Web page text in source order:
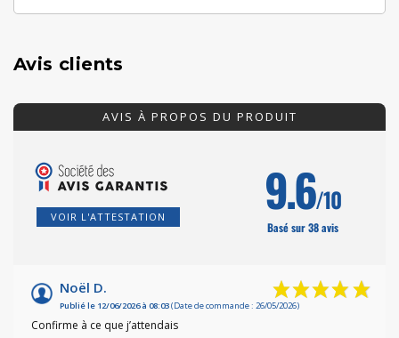
Avis clients
AVIS À PROPOS DU PRODUIT
VOIR L'ATTESTATION 9.6/10
Basé sur 38 avis
Noël D.
Publié le 12/06/2026 à 08:03(Date de commande : 26/05/2026)
Confirme à ce que j’attendais